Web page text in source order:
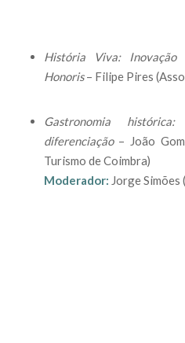
História Viva:
Honoris– Filipe Pires
Gastronomia
diferenciação– João
Turismo de Coimbra)
Moderador: Jorge